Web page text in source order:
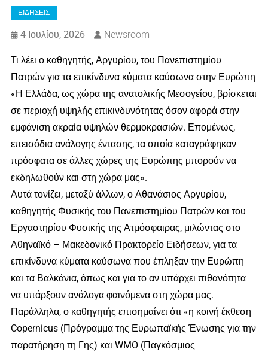
ΕΙΔΗΣΕΙΣ
4 Ιουλίου, 2026 Newsroom
Τι λέει ο καθηγητής, Αργυρίου, του Πανεπιστημίου
Πατρών για τα επικίνδυνα κύματα καύσωνα στην Ευρώπη
«Η Ελλάδα, ως χώρα της ανατολικής Μεσογείου, βρίσκεται
σε περιοχή υψηλής επικινδυνότητας όσον αφορά στην
εμφάνιση ακραία υψηλών θερμοκρασιών. Επομένως,
επεισόδια ανάλογης έντασης, τα οποία καταγράφηκαν
πρόσφατα σε άλλες χώρες της Ευρώπης μπορούν να
εκδηλωθούν και στη χώρα μας».
Αυτά τονίζει, μεταξύ άλλων, ο Αθανάσιος Αργυρίου,
καθηγητής Φυσικής του Πανεπιστημίου Πατρών και του
Εργαστηρίου Φυσικής της Ατμόσφαιρας, μιλώντας στο
Αθηναϊκό – Μακεδονικό Πρακτορείο Ειδήσεων, για τα
επικίνδυνα κύματα καύσωνα που έπληξαν την Ευρώπη
και τα Βαλκάνια, όπως και για το αν υπάρχει πιθανότητα
να υπάρξουν ανάλογα φαινόμενα στη χώρα μας.
Παράλληλα, ο καθηγητής επισημαίνει ότι «η κοινή έκθεση
Copernicus (Πρόγραμμα της Ευρωπαϊκής Ένωσης για την
παρατήρηση τη Γης) και WMO (Παγκόσμιος